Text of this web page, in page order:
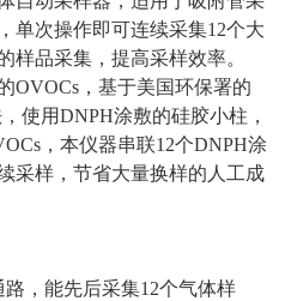
单次操作即可连续采集12个大
样品采集，提高采样效率。
OVOCs，基于美国环保署的
使用DNPH涂敷的硅胶小柱，
，本仪器串联12个DNPH涂
采样，节省大量换样的人工成
，能先后采集12个气体样